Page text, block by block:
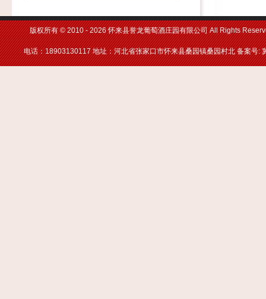
版权所有 © 2010 -2026 怀来县誉龙葡萄酒庄园有限公司 All Rights
电话：18903130117 地址：河北省张家口市怀来县桑园镇桑园村北 备案号: